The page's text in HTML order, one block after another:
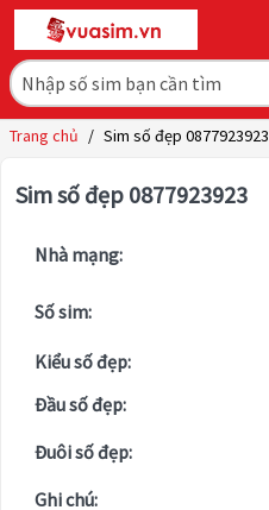
Trang chủ / Sim số đẹp 0877923923
Sim số đẹp 0877923923
Nhà mạng:
Số sim:
Kiểu số đẹp:
Đầu số đẹp:
Đuôi số đẹp:
Ghi chú: